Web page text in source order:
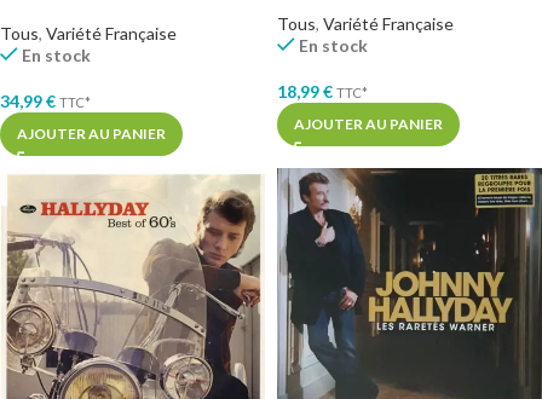
Tous, Variété Française
En stock
34,99€ TTC*
AJOUTER AU PANIER
Tous, Variété Française
En stock
18,99€ TTC*
AJOUTER AU PANIER